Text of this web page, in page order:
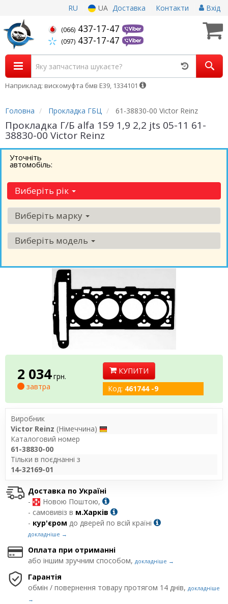
RU UA Доставка Контакти Вхід
(066) 437-17-47
(097) 437-17-47
Наприклад: вискомуфта бмв Е39, 1334101
Головна Прокладка ГБЦ 61-38830-00 Victor Reinz
Прокладка Г/Б alfa 159 1,9 2,2 jts 05-11 61-
38830-00 Victor Reinz
Уточніть
автомобіль:
Виберіть рік
Виберіть марку
Виберіть модель
2 034 грн.
завтра
КУПИТИ
Код: 461744 -9
Виробник
Victor Reinz (Німеччина)
Каталоговий номер
61-38830-00
Тільки в поєднанні з
14-32169-01
Доставка по Україні
-
Новою Поштою,
- самовивіз в м.Харків
- кур'єром до дверей по всій країні
докладніше →
Оплата при отриманні
або іншим зручним способом, докладніше →
Гарантія
обмін / повернення товару протягом 14 днів, докладніше
→